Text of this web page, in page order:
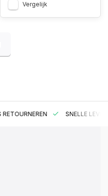
Vergelijk
RETOURNEREN SNELLE